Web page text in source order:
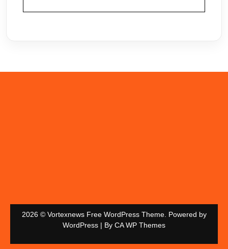
2026 © Vortexnews Free WordPress Theme. Powered by
WordPress | By CA WP Themes